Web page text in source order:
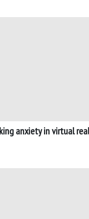
anxiety in virtual